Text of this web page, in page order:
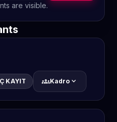
are visible.
KAYIT groupsKadroexpand_more